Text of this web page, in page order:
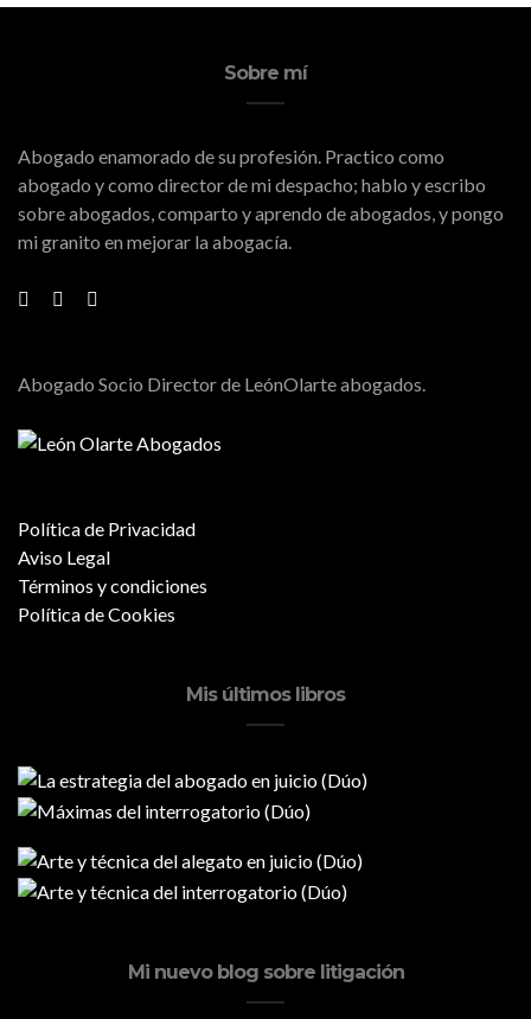
Sobre mí
Abogado enamorado de su profesión. Practico como
abogado y como director de mi despacho; hablo y escribo
sobre abogados, comparto y aprendo de abogados, y pongo
mi granito en mejorar la abogacía.
Abogado Socio Director de LeónOlarte abogados.
Política de Privacidad
Aviso Legal
Términos y condiciones
Política de Cookies
Mis últimos libros
Mi nuevo blog sobre litigación